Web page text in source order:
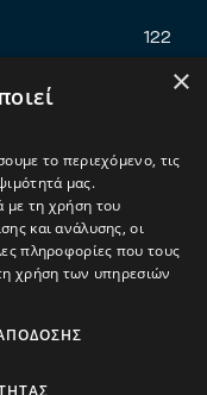
122
71
×
το περιεχόμενο, τις
μας.
με τη χρήση του
και ανάλυσης, οι
πληροφορίες που τους
χρήση των υπηρεσιών